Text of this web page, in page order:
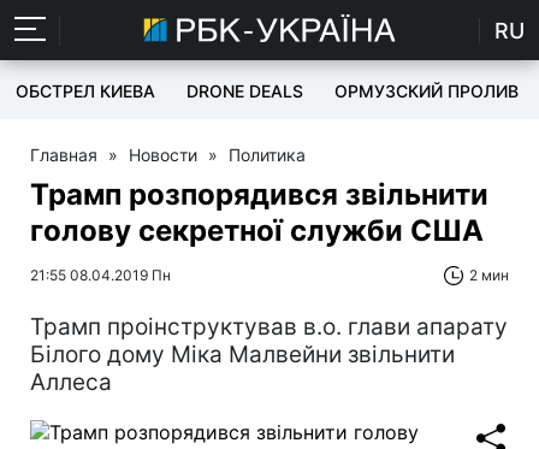
RU
ОБСТРЕЛ КИЕВА DRONE DEALS ОРМУЗСКИЙ ПРОЛИВ
Главная » Новости » Политика
Трамп розпорядився звільнити
голову секретної служби США
21:55 08.04.2019 Пн 2 мин
Трамп проінструктував в.о. глави апарату
Білого дому Міка Малвейни звільнити
Аллеса